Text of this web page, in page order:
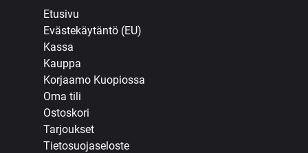
Etusivu
Evästekäytäntö (EU)
Kassa
Kauppa
Korjaamo Kuopiossa
Oma tili
Ostoskori
Tarjoukset
Tietosuojaseloste